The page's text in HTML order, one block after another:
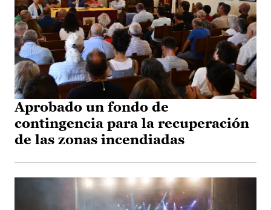
Aprobado un fondo de
contingencia para la recuperación
de las zonas incendiadas